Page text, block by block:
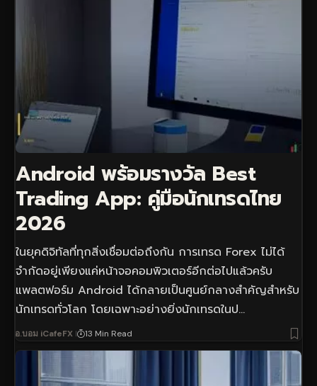
Android พร้อมรางวัล Best
Trading App: คู่มือนักเทรดไทย
2026
ในยุคดิจิทัลที่ทุกสิ่งเชื่อมต่อถึงกัน การเทรด Forex ไม่ได้
จำกัดอยู่เพียงแค่หน้าจอคอมพิวเตอร์อีกต่อไปแล้วครับ
แพลตฟอร์ม Android ได้กลายเป็นศูนย์กลางสำคัญสำหรับ
นักเทรดทั่วโลก โดยเฉพาะอย่างยิ่งนักเทรดในป…
อ.บอม iCafeFX 13 Min Read